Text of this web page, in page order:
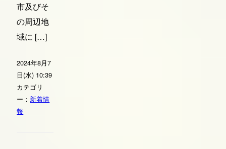
市及びそ
の周辺地
域に […]
2024年8月7
日(水) 10:39
カテゴリ
ー： 新着情
報